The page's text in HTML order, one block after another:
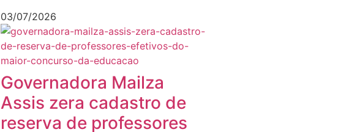
03/07/2026
Governadora Mailza
Assis zera cadastro de
reserva de professores